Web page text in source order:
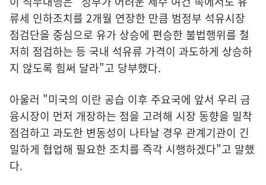
류세 인하조치를 2개월 연장한 만큼 범정부 석유시장
점검단을 중심으로 유가 상승에 편승한 불법행위를 철
저히 점검하는 등 국내 석유류 가격이 과도하게 상승하
지 않도록 힘써 달라"고 당부했다.
아울러 "미국의 이란 공습 이후 주요국에 앞서 우리 금
융시장이 먼저 개장하는 점을 고려해 시장 동향을 밀착
점검하고 과도한 변동성이 나타날 경우 관계기관이 긴
밀하게 협업해 필요한 조치를 즉각 시행하겠다"고 말했
다.